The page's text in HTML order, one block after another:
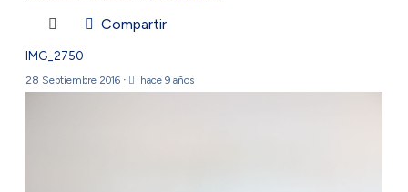
Compartir
IMG_2750
28 Septiembre 2016 · hace 9 años